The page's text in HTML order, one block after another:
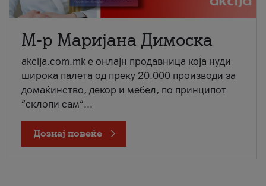
М-р Маријана Димоска
akcija.com.mk е онлајн продавница која нуди
широка палета од преку 20.000 производи за
домаќинство, декор и мебел, по принципот
“склопи сам“...
Дознај повеќе